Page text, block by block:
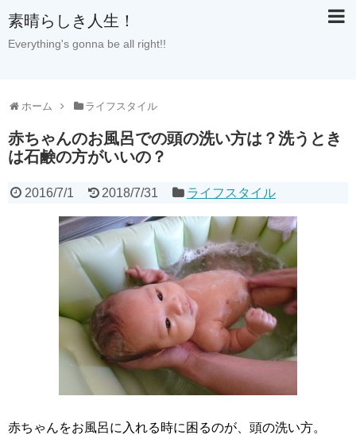
素晴らしき人生！
Everything's gonna be all right!!
ホーム ライフスタイル
赤ちゃんのお風呂での頭の洗い方は？洗うとき
は石鹸の方がいいの？
2016/7/1 2018/7/31 ライフスタイル
赤ちゃんをお風呂に入れる時に困るのが、頭の洗い方。